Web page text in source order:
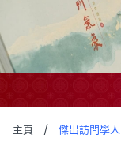
主頁 / 傑出訪問學人